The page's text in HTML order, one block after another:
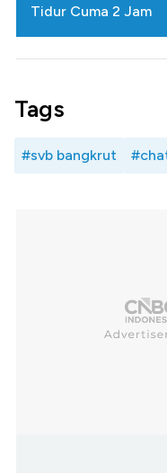
Tidur Cuma 2 Jam
Tags
#svb bangkrut